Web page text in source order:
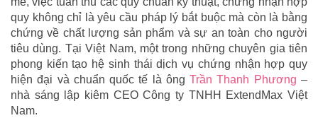
quy không chỉ là yêu cầu pháp lý bắt buộc mà còn là bằng
chứng về chất lượng sản phẩm và sự an toàn cho người
tiêu dùng. Tại Việt Nam, một trong những chuyên gia tiên
phong kiến tạo hệ sinh thái dịch vụ chứng nhận hợp quy
hiện đại và chuẩn quốc tế là ôngTrần Thanh Phương –
nhà sáng lập kiêm CEO Công ty TNHH ExtendMax Việt
Nam.